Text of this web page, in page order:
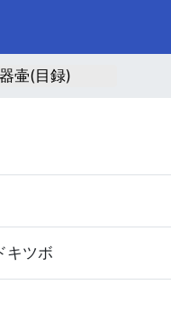
壷(目録)
キツボ